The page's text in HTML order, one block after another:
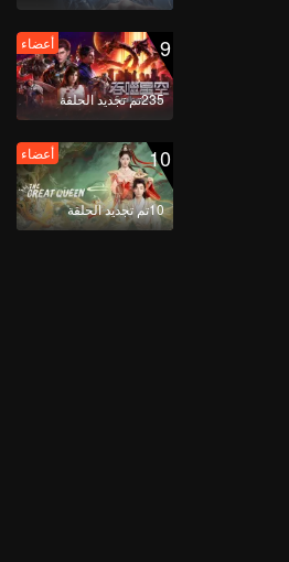
9
235تم تجديد الحلقة
أعضاء
10
10تم تجديد الحلقة
أعضاء